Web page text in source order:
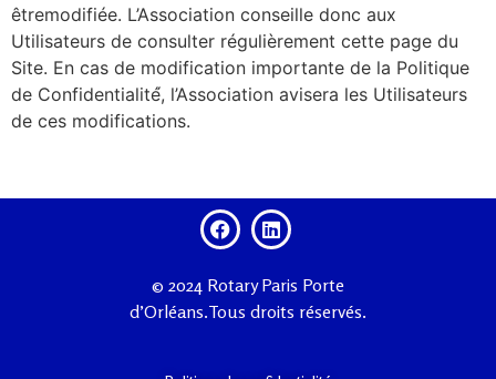
êtremodifiée. L’Association conseille donc aux
Utilisateurs de consulter régulièrement cette page du
Site. En cas de modification importante de la Politique
de Confidentialité́, l’Association avisera les Utilisateurs
de ces modifications.
© 2024 Rotary Paris Porte
d’Orléans.Tous droits réservés.